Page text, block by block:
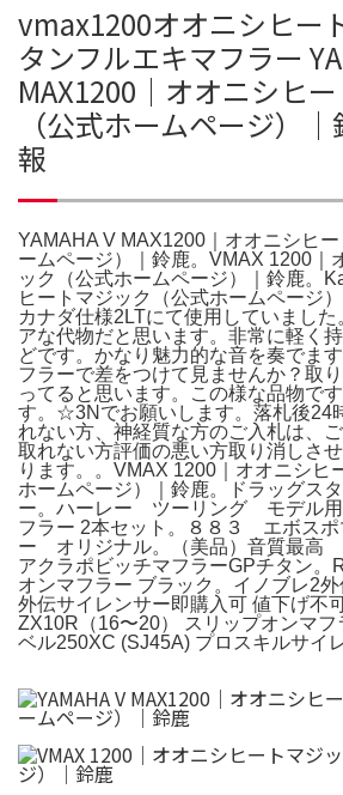
vmax1200オオニシヒー
タンフルエキマフラー
MAX1200｜オオニシヒ
（公式ホームページ）
報
YAMAHA V MAX1200｜オオニシヒ
ームページ）｜鈴鹿。VMAX 1200｜
ック（公式ホームページ）｜鈴鹿。
ヒートマジック（公式ホームページ
カナダ仕様2LTにて使用していまし
アな代物だと思います。非常に軽く
どです。かなり魅力的な音を奏でま
フラーで差をつけて見ませんか？取
ってると思います。この様な品物で
す。☆3Nでお願いします。落札後24
れない方、神経質な方のご入札は、
取れない方評価の悪い方取り消しさ
ります。。VMAX 1200｜オオニシヒ
ホームページ）｜鈴鹿。ドラッグス
ー。ハーレー ツーリング モデル
フラー 2本セット。８８３ エボス
ー オリジナル。（美品）音質最高
アクラポビッチマフラーGPチタン。
オンマフラー ブラック。イノブレ2
外伝サイレンサー即購入可 値下げ不
ZX10R（16〜20） スリップオンマフ
ベル250XC (SJ45A) プロスキルサイ